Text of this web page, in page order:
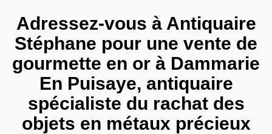
Adressez-vous à Antiquaire
Stéphane pour une vente de
gourmette en or à Dammarie
En Puisaye, antiquaire
spécialiste du rachat des
objets en métaux précieux